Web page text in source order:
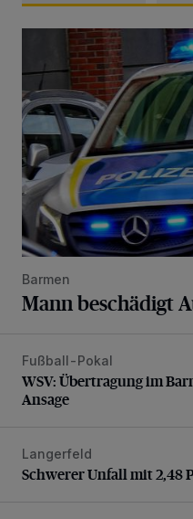
Mann beschädigt Autos
Barmen
Mann beschädigt
WSV: Übertragung im
Fußball-Pokal
WSV: Übertragung im
Ansage
Schwerer Unfall mit 2,48
Langerfeld
Schwerer Unfall mit 2,48